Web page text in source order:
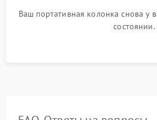
Ваш портативная колонка снова у
состоянии.